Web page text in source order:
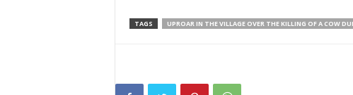
TAGS UPROAR IN THE VILLAGE OVER THE KILLING OF A COW